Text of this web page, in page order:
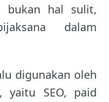
bukan hal sulit,
dalam
digunakan oleh
yaitu SEO, paid